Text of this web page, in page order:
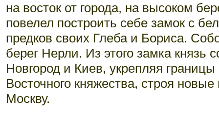
на восток от города, на высоком
повелел построить себе замок с
предков своих Глеба и Бориса.
берег Нерли. Из этого замка
Новгород и Киев, укрепляя
Восточного княжества, строя
Москву.